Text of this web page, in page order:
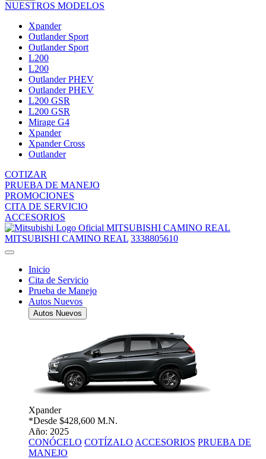
NUESTROS MODELOS
Xpander
Outlander Sport
Outlander Sport
L200
L200
Outlander PHEV
Outlander PHEV
L200 GSR
L200 GSR
Mirage G4
Xpander
Xpander Cross
Outlander
COTIZAR
PRUEBA DE MANEJO
PROMOCIONES
CITA DE SERVICIO
ACCESORIOS
MITSUBISHI CAMINO REAL
MITSUBISHI CAMINO REAL 3338805610
Inicio
Cita de Servicio
Prueba de Manejo
Autos Nuevos
Autos Nuevos
Xpander
*Desde $428,600 M.N.
Año: 2025
CONÓCELO COTÍZALO ACCESORIOS PRUEBA DE
MANEJO